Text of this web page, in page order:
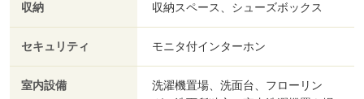
収納 収納スペース、シューズボックス
セキュリティ モニタ付インターホン
室内設備
洗濯機置場、洗面台、フローリン